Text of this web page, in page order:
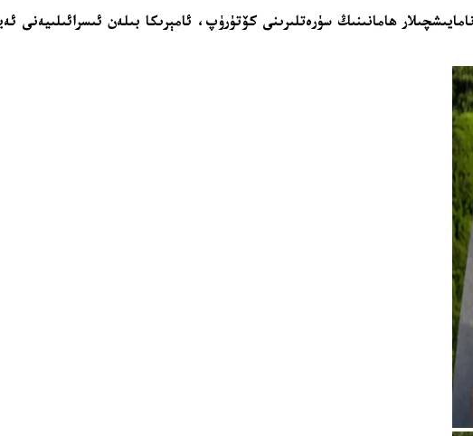
ھامانىنىڭ سۈرەتلىرىنى كۆتۈرۈپ، ئامېرىكا بىلەن ئىسرائىلىيەنى